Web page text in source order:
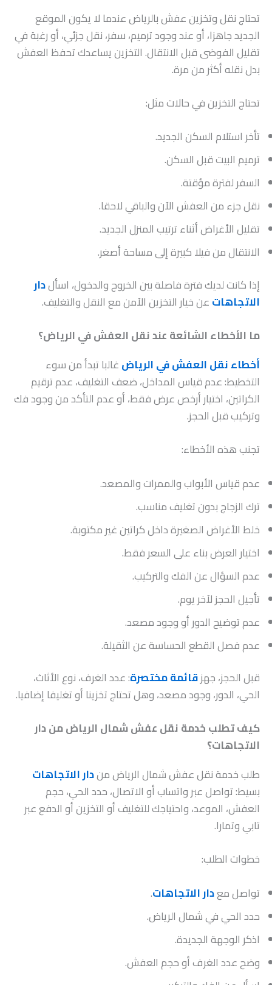
تحتاج نقل وتخزين عفش بالرياض عندما لا يكون الموقع
الجديد جاهزا، أو عند وجود ترميم، سفر، نقل جزئي، أو رغبة في
تقليل الفوضى قبل الانتقال. التخزين يساعدك تحفظ العفش
بدل نقله أكثر من مرة.
تحتاج التخزين في حالات مثل:
تأخر استلام السكن الجديد.
ترميم البيت قبل السكن.
السفر لفترة مؤقتة.
نقل جزء من العفش الآن والباقي لاحقا.
تقليل الأغراض أثناء ترتيب المنزل الجديد.
الانتقال من فيلا كبيرة إلى مساحة أصغر.
إذا كانت لديك فترة فاصلة بين الخروج والدخول، اسألدار
الاتجاهاتعن خيار التخزين الآمن مع النقل والتغليف.
ما الأخطاء الشائعة عند نقل العفش في الرياض؟
أخطاء نقل العفش في الرياضغالبا تبدأ من سوء
التخطيط: عدم قياس المداخل، ضعف التغليف، عدم ترقيم
الكراتين، اختيار أرخص عرض فقط، أو عدم التأكد من وجود فك
وتركيب قبل الحجز.
تجنب هذه الأخطاء:
عدم قياس الأبواب والممرات والمصعد.
ترك الزجاج بدون تغليف مناسب.
خلط الأغراض الصغيرة داخل كراتين غير مكتوبة.
اختيار العرض بناء على السعر فقط.
عدم السؤال عن الفك والتركيب.
تأجيل الحجز لآخر يوم.
عدم توضيح الدور أو وجود مصعد.
عدم فصل القطع الحساسة عن الثقيلة.
قبل الحجز، جهزقائمة مختصرة: عدد الغرف، نوع الأثاث،
الحي، الدور، وجود مصعد، وهل تحتاج تخزينا أو تغليفا إضافيا.
كيف تطلب خدمة نقل عفش شمال الرياض من دار
الاتجاهات؟
طلب خدمة نقل عفش شمال الرياض مندار الاتجاهات
بسيط: تواصل عبر واتساب أو الاتصال، حدد الحي، حجم
العفش، الموعد، واحتياجك للتغليف أو التخزين أو الدفع عبر
تابي وتمارا.
خطوات الطلب:
تواصل معدار الاتجاهات.
حدد الحي في شمال الرياض.
اذكر الوجهة الجديدة.
وضح عدد الغرف أو حجم العفش.